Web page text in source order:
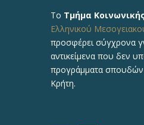
Το Τμήμα
Ελληνικού
προσφέρει σύγχρονα
αντικείμενα που δεν
προγράμματα σπουδών
Κρήτη.